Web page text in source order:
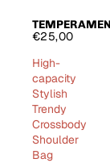
€25,00
High-
capacity
Stylish
Trendy
Crossbody
Shoulder
Bag